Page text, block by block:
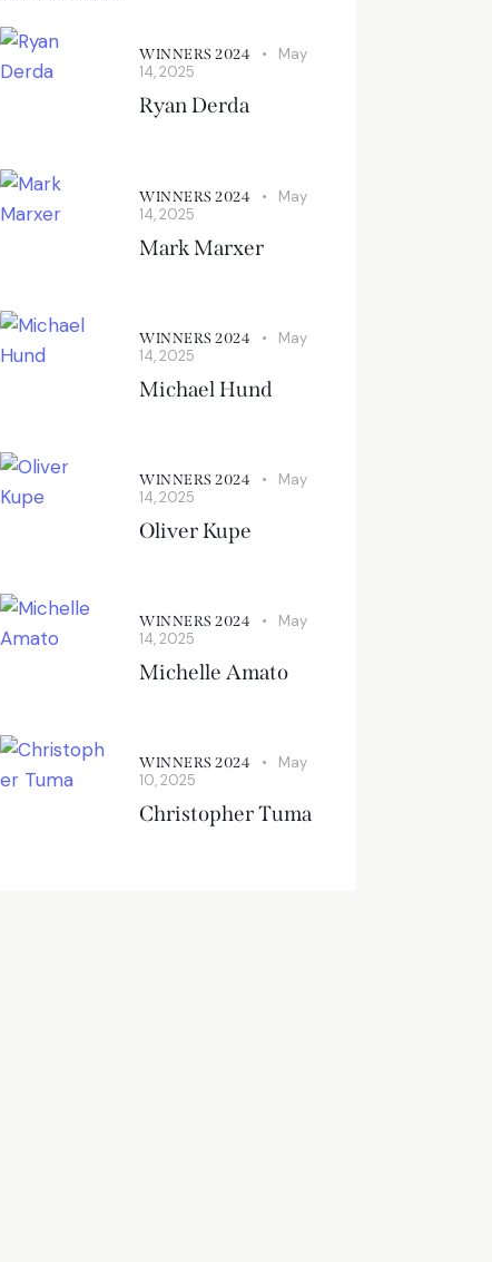
WINNERS 2024
May
14, 2025
Ryan Derda
WINNERS 2024
May
14, 2025
Mark Marxer
WINNERS 2024
May
14, 2025
Michael Hund
WINNERS 2024
May
14, 2025
Oliver Kupe
WINNERS 2024
May
14, 2025
Michelle Amato
WINNERS 2024
May
10, 2025
Christopher Tuma